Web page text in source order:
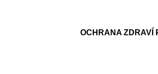
OCHRANA ZDRAVÍ